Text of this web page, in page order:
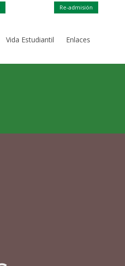
Re-admisión
Vida Estudiantil Enlaces